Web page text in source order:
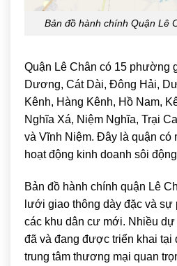
Bản đồ hành chính Quận Lê
Quận Lê Chân có 15 phường
Dương, Cát Dài, Đông Hải,
Kênh, Hàng Kênh, Hồ Nam,
Nghĩa Xá, Niệm Nghĩa, Trại
và Vĩnh Niệm. Đây là quận có
hoạt động kinh doanh sôi
Bản đồ hành chính quận Lê
lưới giao thông dày đặc và sự
các khu dân cư mới. Nhiều dự
đã và đang được triển khai tại
trung tâm thương mại quan